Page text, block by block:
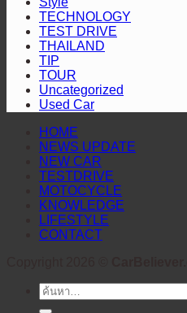
ไทย
TECHNOLOGY
TEST DRIVE
THAILAND
TIP
TOUR
Uncategorized
Used Car
HOME
NEWS UPDATE
NEW CAR
TESTDRIVE
MOTOCYCLE
KNOWLEDGE
LIFESTYLE
CONTACT
ค้นหา: